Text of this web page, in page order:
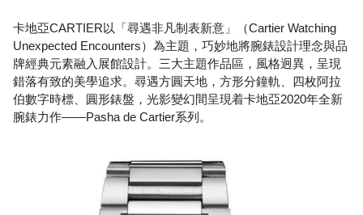
卡地亞CARTIER以「尋遇非凡制表新意」（Cartier Watching
Unexpected Encounters）為主題，巧妙地將腕錶設計理念與品
牌經典元素融入展館設計。三大主題作品區，風格迥異，呈現
錯落有致的美學追求。尋遇方圓天地，方形分鐘軌、四枚阿拉
伯數字時標、圓形錶盤，光影變幻間呈現着卡地亞2020年全新
腕錶力作——Pasha de Cartier系列。